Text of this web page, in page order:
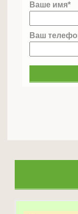
Ваше имя*
Ваш